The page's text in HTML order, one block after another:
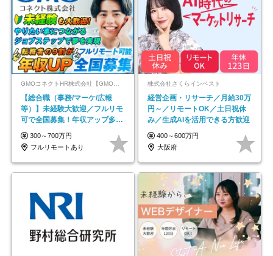
GMOコネクトHR株式会社【GMOインターネットグループ】
【総合職（事務/マーケ/広報
等）】未経験大歓迎／フルリモ
可で全国募集！年収アップ多数
★年休最大130日★
300～700万円
フルリモートあり
株式会社さくらインベスト
経営企画・リサーチ／月給30万
円～／リモートOK／土日祝休
み／生成AIを活用できる方歓迎
400～600万円
大阪府